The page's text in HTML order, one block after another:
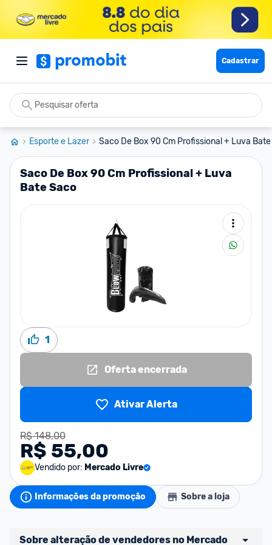
Cadastrar
Esporte e Lazer Saco De Box 90 Cm Profissional + Luva
Saco De Box 90 Cm Profissional + Luva
Bate Saco
1
Oferta encerrada
Ativar Alerta
R$ 148,00
R$ 55,00
Vendido por: Mercado Livre
Informações da promoção Sobre a loja
Sobre alteração de vendedores no Mercado